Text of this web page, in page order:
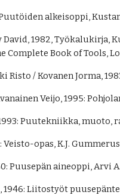
alkeisoppi,
David, 1982, Työkalukirja,
Complete Book of Tools,
Risto / Kovanen Jorma,
Veijo, 1995:
Puutekniikka, muoto,
opas, K.J.
Puusepän aineoppi, Arvi
Liitostyöt